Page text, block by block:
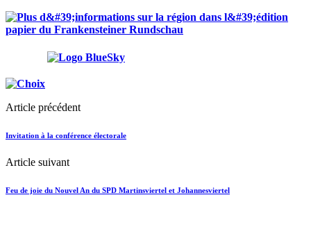
Article précédent
Invitation à la conférence électorale
Article suivant
Feu de joie du Nouvel An du SPD Martinsviertel et Johannesviertel